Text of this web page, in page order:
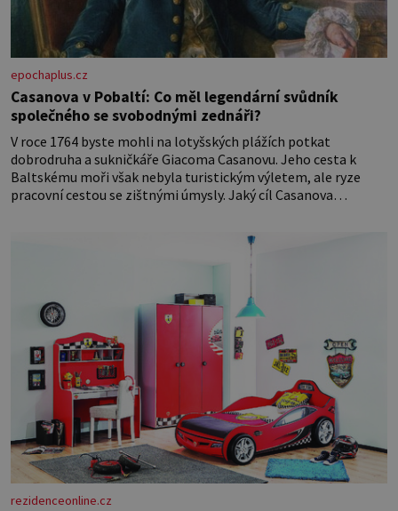
epochaplus.cz
Casanova v Pobaltí: Co měl legendární svůdník
společného se svobodnými zednáři?
V roce 1764 byste mohli na lotyšských plážích potkat
dobrodruha a sukničkáře Giacoma Casanovu. Jeho cesta k
Baltskému moři však nebyla turistickým výletem, ale ryze
pracovní cestou se zištnými úmysly. Jaký cíl Casanova
této oblasti žádným nováčkem, protože do zednářské
rezidenceonline.cz